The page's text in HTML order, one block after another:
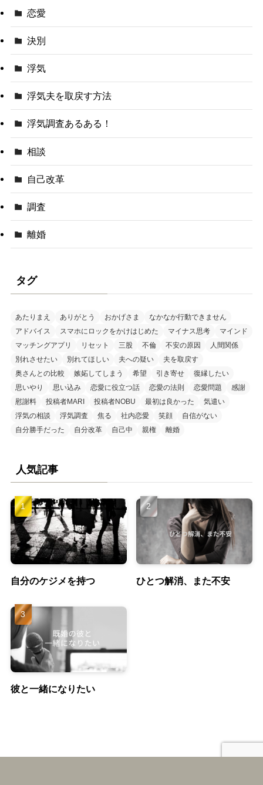
恋愛
決別
浮気
浮気夫を取戻す方法
浮気調査あるある！
相談
自己改革
調査
離婚
タグ
あたりまえ ありがとう おかげさま
なかなか行動できません
アドバイス
スマホにロックをかけはじめた マイナス思考
マインド
マッチングアプリ
リセット 三股 不倫 不安の原因
人間関係
別れさせたい
別れてほしい 夫への疑い
夫を取戻す
奥さんとの比較
嫉妬してしまう 希望 引き寄せ
復縁したい
思いやり
思い込み 恋愛に役立つ話 恋愛の法則 恋愛問題
感謝
慰謝料
投稿者MARI 投稿者NOBU 最初は良かった
気遣い
浮気の相談
浮気調査 焦る 社内恋愛 笑顔
自信がない
自分勝手だった
自分改革 自己中 親権 離婚
人気記事
自分のケジメを持つ ひとつ解消、また不安
彼と一緒になりたい